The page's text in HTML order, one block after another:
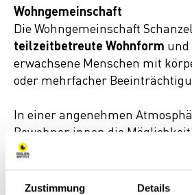
Zustimmung Details
Wohngemeinschaft
Die Wohngemeinschaft
teilzeitbetreute Wohnform und
erwachsene Menschen mit
oder mehrfacher
In einer angenehmen
Bewohner:innen die Möglichkeit
selbstbestimmt
handeln und wohnen zu